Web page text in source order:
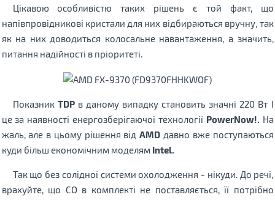
Цікавою особливістю таких рішень є той факт, що
напівпровідникові кристали для них відбираються вручну, так
як на них доводиться колосальне навантаження, а значить,
питання надійності в пріоритеті.
Показник TDPв даному випадку становить значні 220 Вт І
це за наявності енергозберігаючої технології PowerNow!. На
жаль, але в цьому рішення відAMD давно вже поступаються
куди більш економічним моделям Intel.
Так що без солідної системи охолодження - нікуди. До речі,
врахуйте, що СО в комплекті не поставляється, її потрібно